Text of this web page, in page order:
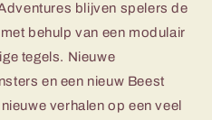
blijven spelers de
behulp van een modulair
tegels. Nieuwe
en een nieuw Beest
verhalen op een veel